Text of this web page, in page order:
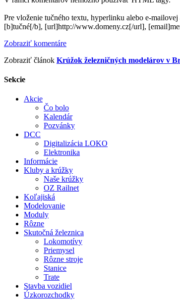
Pre vloženie tučného textu, hyperlinku alebo e-
[b]tučné[/b], [url]http://www.domeny.cz[/url],
Zobraziť komentáre
Zobraziť článok Krúžok železničných modelárov v
Sekcie
Akcie
Čo bolo
Kalendár
Pozvánky
DCC
Digitalizácia LOKO
Elektronika
Informácie
Kluby a krúžky
Naše krúžky
OZ Railnet
Koľajiská
Modelovanie
Moduly
Rôzne
Skutočná železnica
Lokomotívy
Priemysel
Rôzne stroje
Stanice
Trate
Stavba vozidiel
Úzkorozchodky